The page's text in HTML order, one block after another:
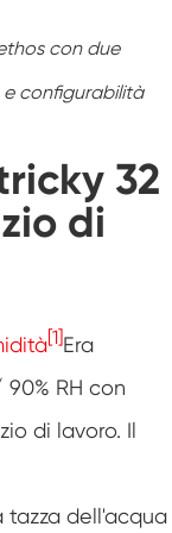
di
con due
configurabilità
32
di
[1]Era
RH con
di lavoro. Il
tazza dell'acqua